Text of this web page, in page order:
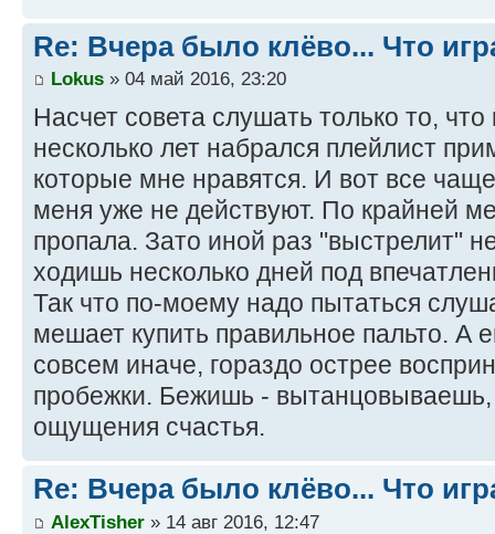
Re: Bчера было клёво... Что
Lokus » 04 май 2016, 23:20
Насчет совета слушать только то,
несколько лет набрался плейлист
которые мне нравятся. И вот все
меня уже не действуют. По крайней
пропала. Зато иной раз "выстрелит"
ходишь несколько дней под
Так что по-моему надо пытаться
мешает купить правильное пальто. А
совсем иначе, гораздо острее
пробежки. Бежишь - вытанцовываешь,
ощущения счастья.
Re: Bчера было клёво... Что
AlexTisher » 14 авг 2016, 12:47